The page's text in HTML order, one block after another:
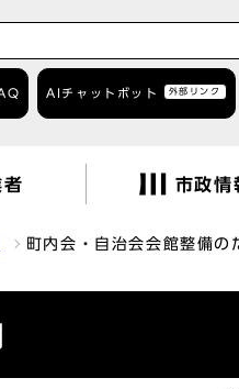
AIチャットボット 外部リンク
者 市政情
町内会・自治会会館整備の